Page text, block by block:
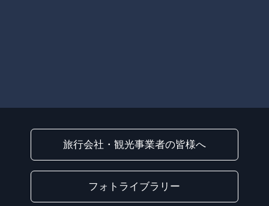
旅行会社・観光事業者の皆様へ
フォトライブラリー